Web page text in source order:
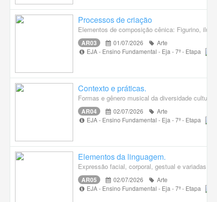
Processos de criação
Elementos de composição cênica: Figurino,
AR03 01/07/2026
Arte
EJA - Ensino Fundamental - Eja - 7ª - Etapa
Contexto e práticas.
Formas e gênero musical da diversidade
AR04 02/07/2026
Arte
EJA - Ensino Fundamental - Eja - 7ª - Etapa
Elementos da linguagem.
Expressão facial, corporal, gestual e variadas
AR05 02/07/2026
Arte
EJA - Ensino Fundamental - Eja - 7ª - Etapa